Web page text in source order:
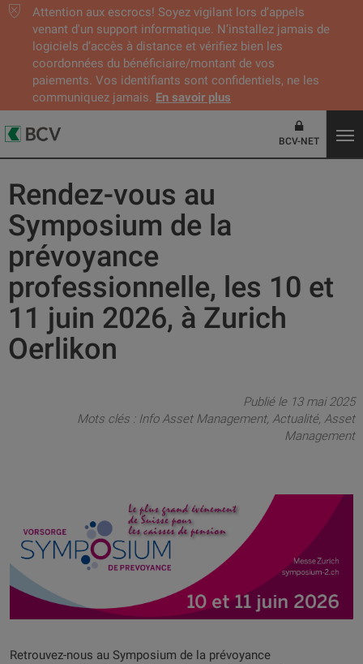
Attention aux escrocs! Soyez vigilant lors d’appels
venant d'un support informatique. N’installez jamais de
logiciels d’accès à distance et vérifiez bien les
coordonnées du bénéficiaire/montant de vos
paiements. Vos identifiants sont confidentiels, ne les
communiquez jamais. En savoir plus
BCV-NET
Rendez-vous au
Symposium de la
prévoyance
professionnelle, les 10 et
11 juin 2026, à Zurich
Oerlikon
Publié le 13 mai 2025
Mots clés : Info Asset Management Actualité Asset
Management
Retrouvez-nous au Symposium de la prévoyance